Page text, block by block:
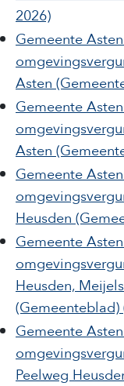
2026)
Gemeente
Asten
Gemeente
Asten
Gemeente
Heusden
Gemeente
Heusden,
(Gemeenteblad)
Gemeente
Peelweg